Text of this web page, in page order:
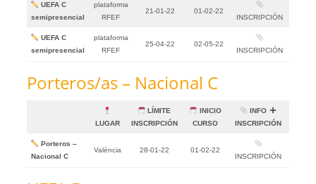
UEFA C
semipresencial
plataforma
RFEF
21-01-22
01-02-22
INSCRIPCIÓN
UEFA C
semipresencial
plataforma
RFEF
25-04-22
02-05-22
INSCRIPCIÓN
Porteros/as – Nacional C
LUGAR
LÍMITE
INSCRIPCIÓN
INICIO
CURSO
INFO
INSCRIPCIÓN
Porteros –
Nacional C
València 28-01-22
01-02-22
INSCRIPCIÓN